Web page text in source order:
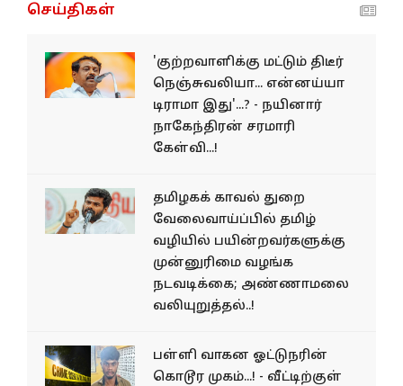
செய்திகள்
'குற்றவாளிக்கு மட்டும் திடீர்
நெஞ்சுவலியா... என்னய்யா
டிராமா இது'...? - நயினார்
நாகேந்திரன் சரமாரி
கேள்வி...!
தமிழகக் காவல் துறை
வேலைவாய்ப்பில் தமிழ்
வழியில் பயின்றவர்களுக்கு
முன்னுரிமை வழங்க
நடவடிக்கை; அண்ணாமலை
வலியுறுத்தல்..!
பள்ளி வாகன ஓட்டுநரின்
கொடூர முகம்...! - வீட்டிற்குள்